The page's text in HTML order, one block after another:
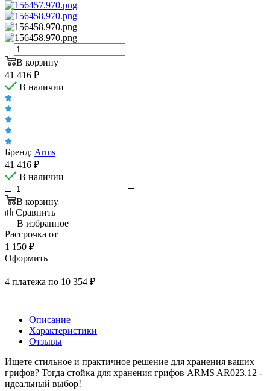
В корзину
41 416 ₽
В наличии
Бренд: Arms
41 416 ₽
В наличии
В корзину
Сравнить
В избранное
Рассрочка от
1 150 ₽
Оформить
4 платежа по 10 354 ₽
Описание
Характеристики
Отзывы
Ищете стильное и практичное решение для хранения ваших
грифов? Тогда стойка для хранения грифов ARMS AR023.12 -
идеальный выбор!